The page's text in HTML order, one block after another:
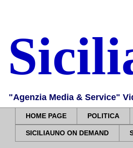
"Agenzia Media & Service"
HOME PAGE POLITICA
SICILIAUNO ON DEMAND